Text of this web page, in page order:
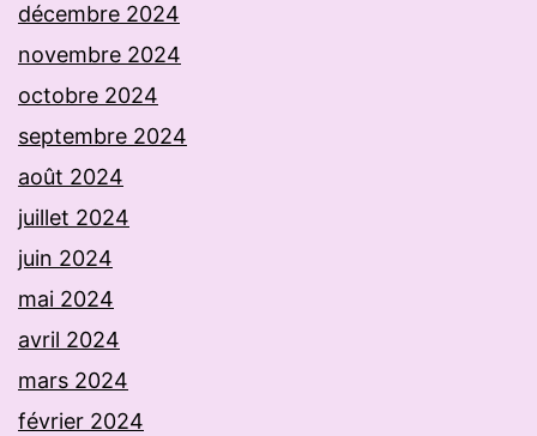
décembre 2024
novembre 2024
octobre 2024
septembre 2024
août 2024
juillet 2024
juin 2024
mai 2024
avril 2024
mars 2024
février 2024